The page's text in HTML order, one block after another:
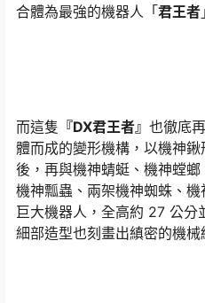
合體為最強的機器人「君王者
而這隻 『DX君王者』 也徹底
體而成的變形機構，以機神
後，再與機神蜻蜓、機神螳
機神瓢蟲、兩架機神蜘蛛、
巨大機器人，全高約 27 公分
細部造型也刻畫出縝密的機械